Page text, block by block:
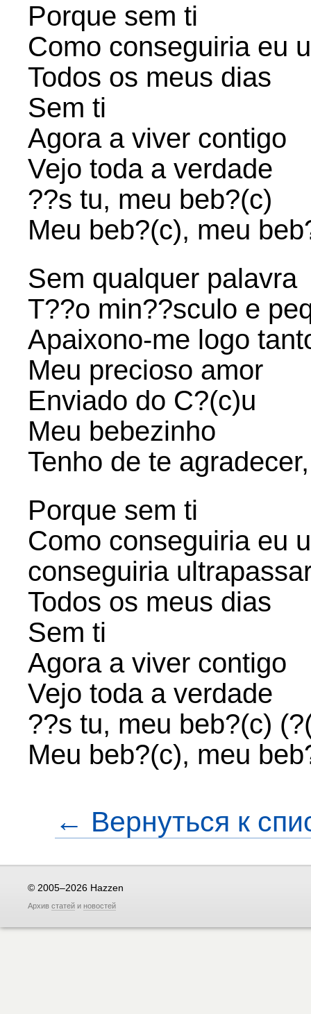
Porque sem ti
Como conseguiria eu
Todos os meus dias
Sem ti
Agora a viver contigo
Vejo toda a verdade
??s tu, meu beb?(c)
Meu beb?(c), meu
Sem qualquer palavra
T??o min??sculo e
Apaixono-me logo
Meu precioso amor
Enviado do C?(c)u
Meu bebezinho
Tenho de te
Porque sem ti
Como conseguiria eu
conseguiria
Todos os meus dias
Sem ti
Agora a viver contigo
Vejo toda a verdade
??s tu, meu beb?(c)
Meu beb?(c), meu
← Вернуться к
© 2005–2026 Hazzen
Архив статей и новостей